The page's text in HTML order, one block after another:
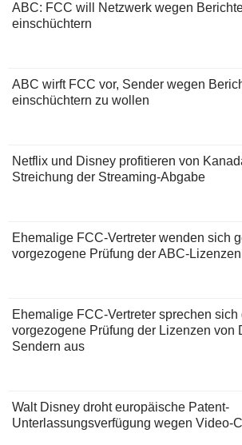
ABC: FCC will Netzwerk wegen
einschüchtern
ABC wirft FCC vor, Sender wegen
einschüchtern zu wollen
Netflix und Disney profitieren von
Streichung der Streaming-Abgabe
Ehemalige FCC-Vertreter wenden sich
vorgezogene Prüfung der ABC-
Ehemalige FCC-Vertreter sprechen sich
vorgezogene Prüfung der Lizenzen von
Sendern aus
Walt Disney droht europäische Patent-
Unterlassungsverfügung wegen Video-